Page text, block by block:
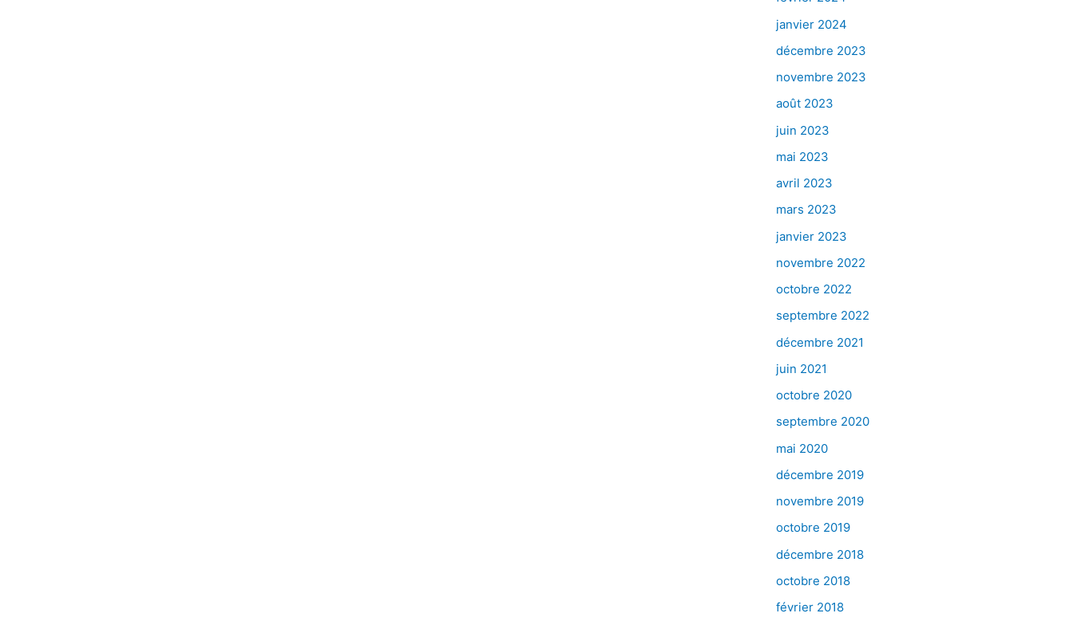
janvier 2024
décembre 2023
novembre 2023
août 2023
juin 2023
mai 2023
avril 2023
mars 2023
janvier 2023
novembre 2022
octobre 2022
septembre 2022
décembre 2021
juin 2021
octobre 2020
septembre 2020
mai 2020
décembre 2019
novembre 2019
octobre 2019
décembre 2018
octobre 2018
février 2018